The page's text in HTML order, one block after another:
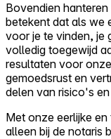
Bovendien
betekent dat als we
voor je te vinden, je
volledig toegewijd
resultaten voor
gemoedsrust en
delen van risico's
Met onze eerlijke
alleen bij de notaris